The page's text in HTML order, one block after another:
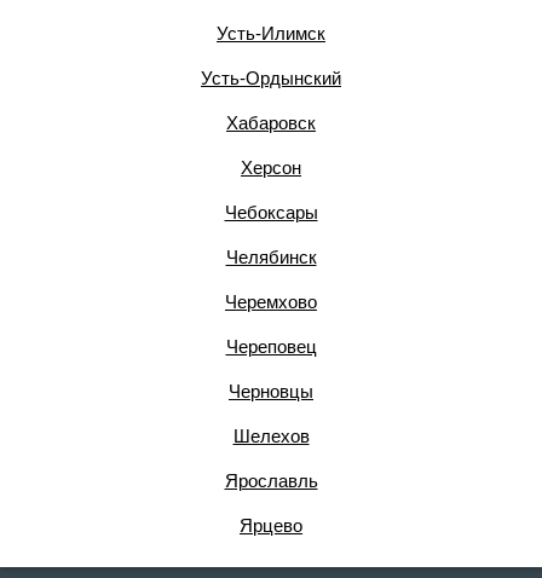
Усть-Илимск
Усть-Ордынский
Хабаровск
Херсон
Чебоксары
Челябинск
Черемхово
Череповец
Черновцы
Шелехов
Ярославль
Ярцево